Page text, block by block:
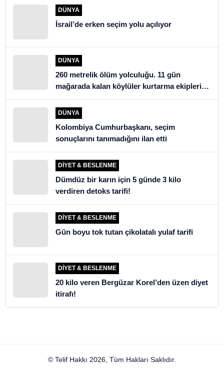
DÜNYA
İsrail’de erken seçim yolu açılıyor
DÜNYA
260 metrelik ölüm yolculuğu. 11 gün
mağarada kalan köylüler kurtarma ekiplerini
şoke etti
DÜNYA
Kolombiya Cumhurbaşkanı, seçim
sonuçlarını tanımadığını ilan etti
DIYET & BESLENME
Dümdüz bir karın için 5 günde 3 kilo
verdiren detoks tarifi!
DIYET & BESLENME
Gün boyu tok tutan çikolatalı yulaf tarifi
DIYET & BESLENME
20 kilo veren Bergüzar Korel’den üzen diyet
itirafı!
© Telif Hakkı 2026, Tüm Hakları Saklıdır.